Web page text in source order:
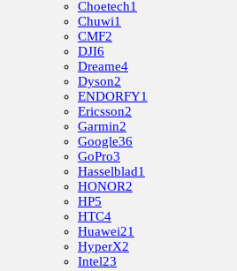
Choetech1
Chuwi1
CMF2
DJI6
Dreame4
Dyson2
ENDORFY1
Ericsson2
Garmin2
Google36
GoPro3
Hasselblad1
HONOR2
HP5
HTC4
Huawei21
HyperX2
Intel23